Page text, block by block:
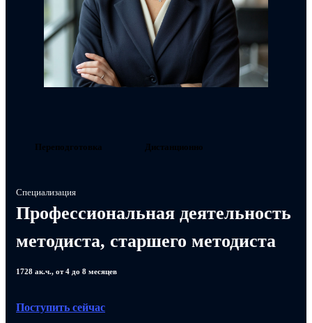
Переподготовка Дистанционно
Специализация
Профессиональная деятельность
методиста, старшего методиста
1728 ак.ч., от 4 до 8 месяцев
Поступить сейчас